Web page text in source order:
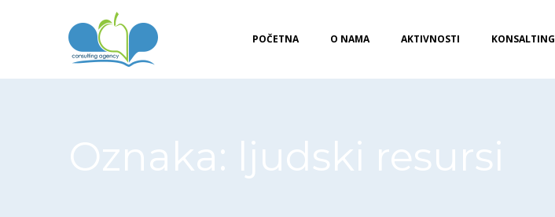
POČETNA O NAMA AKTIVNOSTI KONSALTING
Oznaka: ljudski resursi